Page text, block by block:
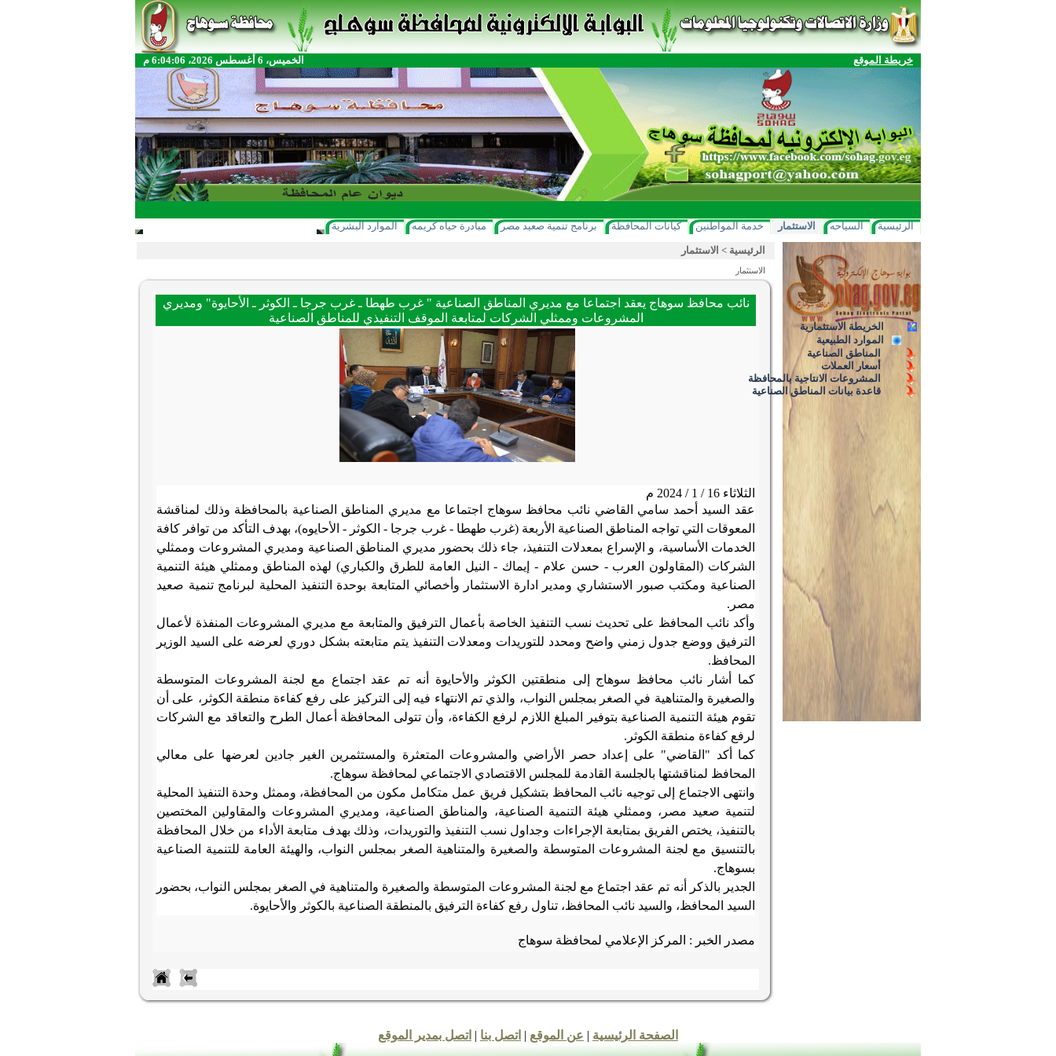
خريطة الموقع الخميس، 6 أغسطس 2026، 6:04:06 م
الرئيسية السياحه الاستثمار خدمة المواطنين كيانات المحافظة برنامج تنمية صعيد مصر مبادرة حياه كريمه الموارد البشرية
الخريطة الاستثمارية
الموارد الطبيعية
المناطق الصناعية
أسعار العملات
المشروعات الانتاجية بالمحافظة
قاعدة بيانات المناطق الصناعية
الرئيسية > الاستثمار
الاستثمار
نائب محافظ سوهاج يعقد اجتماعا مع مديري المناطق الصناعية " غرب طهطا ـ غرب جرجا ـ الكوثر ـ الأحايوة" ومديري
المشروعات وممثلي الشركات لمتابعة الموقف التنفيذي للمناطق الصناعية
الثلاثاء 16 / 1 / 2024 م
عقد السيد أحمد سامي القاضي نائب محافظ سوهاج اجتماعا مع مديري المناطق الصناعية بالمحافظة وذلك لمناقشة
المعوقات التي تواجه المناطق الصناعية الأربعة (غرب طهطا - غرب جرجا - الكوثر - الأحايوه)، بهدف التأكد من توافر كافة
الخدمات الأساسية، و الإسراع بمعدلات التنفيذ، جاء ذلك بحضور مديري المناطق الصناعية ومديري المشروعات وممثلي
الشركات (المقاولون العرب - حسن علام - إيماك - النيل العامة للطرق والكباري) لهذه المناطق وممثلي هيئة التنمية
الصناعية ومكتب صبور الاستشاري ومدير ادارة الاستثمار وأخصائي المتابعة بوحدة التنفيذ المحلية لبرنامج تنمية صعيد
مصر .
وأكد نائب المحافظ على تحديث نسب التنفيذ الخاصة بأعمال الترفيق والمتابعة مع مديري المشروعات المنفذة لأعمال
الترفيق ووضع جدول زمني واضح ومحدد للتوريدات ومعدلات التنفيذ يتم متابعته بشكل دوري لعرضه على السيد الوزير
المحافظ.
كما أشار نائب محافظ سوهاج إلى منطقتين الكوثر والأحايوة أنه تم عقد اجتماع مع لجنة المشروعات المتوسطة
والصغيرة والمتناهية في الصغر بمجلس النواب، والذي تم الانتهاء فيه إلى التركيز على رفع كفاءة منطقة الكوثر، على أن
تقوم هيئة التنمية الصناعية بتوفير المبلغ اللازم لرفع الكفاءة، وأن تتولى المحافظة أعمال الطرح والتعاقد مع الشركات
لرفع كفاءة منطقة الكوثر .
كما أكد "القاضي" على إعداد حصر الأراضي والمشروعات المتعثرة والمستثمرين الغير جادين لعرضها على معالي
المحافظ لمناقشتها بالجلسة القادمة للمجلس الاقتصادي الاجتماعي لمحافظة سوهاج.
وانتهى الاجتماع إلى توجيه نائب المحافظ بتشكيل فريق عمل متكامل مكون من المحافظة، وممثل وحدة التنفيذ المحلية
لتنمية صعيد مصر، وممثلي هيئة التنمية الصناعية، والمناطق الصناعية، ومديري المشروعات والمقاولين المختصين
بالتنفيذ، يختص الفريق بمتابعة الإجراءات وجداول نسب التنفيذ والتوريدات، وذلك بهدف متابعة الأداء من خلال المحافظة
بالتنسيق مع لجنة المشروعات المتوسطة والصغيرة والمتناهية الصغر بمجلس النواب، والهيئة العامة للتنمية الصناعية
بسوهاج.
الجدير بالذكر أنه تم عقد اجتماع مع لجنة المشروعات المتوسطة والصغيرة والمتناهية في الصغر بمجلس النواب، بحضور
السيد المحافظ، والسيد نائب المحافظ، تناول رفع كفاءة الترفيق بالمنطقة الصناعية بالكوثر والأحايوة.
مصدر الخبر : المركز الإعلامي لمحافظة سوهاج
الصفحة الرئيسية | عن الموقع | اتصل بنا | اتصل بمدير الموقع